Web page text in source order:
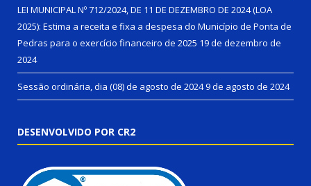
LEI MUNICIPAL Nº 712/2024, DE 11 DE DEZEMBRO DE 2024 (LOA
2025): Estima a receita e fixa a despesa do Município de Ponta de
Pedras para o exercício financeiro de 2025 19 de dezembro de
2024
Sessão ordinária, dia (08) de agosto de 20249 de agosto de 2024
DESENVOLVIDO POR CR2